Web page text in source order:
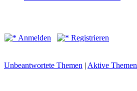
Anmelden Registrieren
Unbeantwortete Themen | Aktive Themen